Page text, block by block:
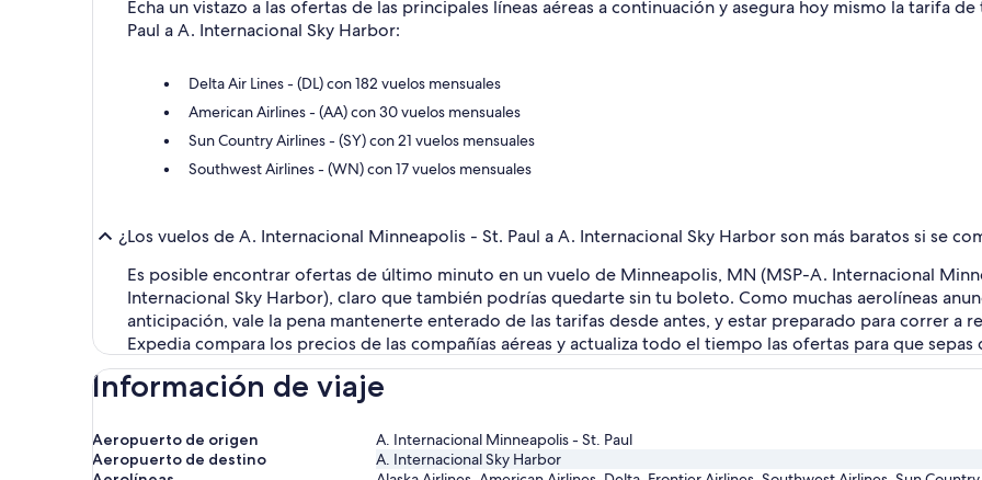
Echa un vistazo a las ofertas de las principales líneas aéreas a continuación y asegura hoy mismo la tarifa
Paul a A. Internacional Sky Harbor:
Delta Air Lines - (DL) con 182 vuelos mensuales
American Airlines - (AA) con 30 vuelos mensuales
Sun Country Airlines - (SY) con 21 vuelos mensuales
Southwest Airlines - (WN) con 17 vuelos mensuales
¿Los vuelos de A. Internacional Minneapolis - St. Paul a A. Internacional Sky Harbor son más baratos si se
Es posible encontrar ofertas de último minuto en un vuelo de Minneapolis, MN (MSP-A. Internacional
Internacional Sky Harbor), claro que también podrías quedarte sin tu boleto. Como muchas aerolíneas
anticipación, vale la pena mantenerte enterado de las tarifas desde antes, y estar preparado para correr a
Expedia compara los precios de las compañías aéreas y actualiza todo el tiempo las ofertas para que
Información de viaje
Aeropuerto de origen
A. Internacional Minneapolis - St. Paul
Aeropuerto de destino
A. Internacional Sky Harbor